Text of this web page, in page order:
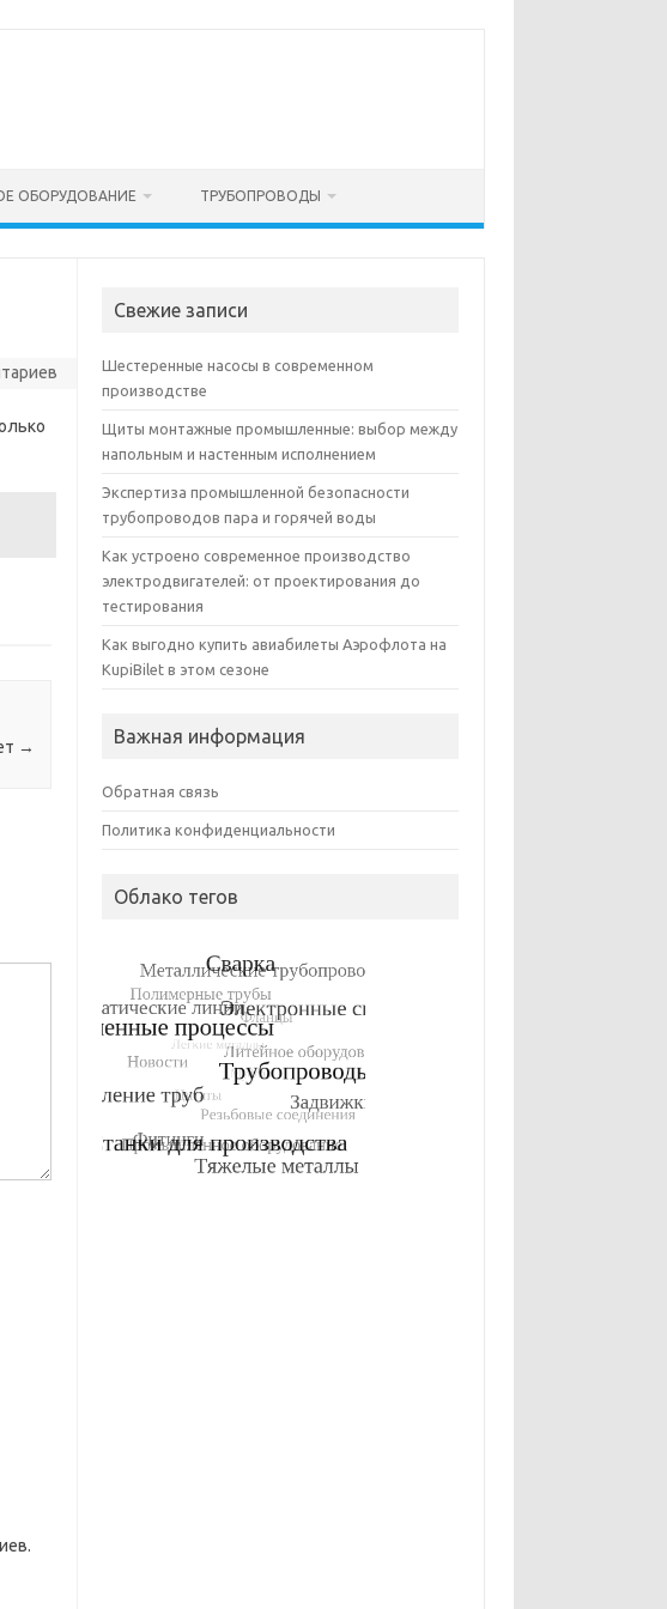
ОБОРУДОВАНИЕ ТРУБОПРОВОДЫ
→
Свежие записи
Шестеренные насосы в современном
производстве
Щиты монтажные промышленные: выбор между
напольным и настенным исполнением
Экспертиза промышленной безопасности
трубопроводов пара и горячей воды
Как устроено современное производство
электродвигателей: от проектирования до
тестирования
Как выгодно купить авиабилеты Аэрофлота на
KupiBilet в этом сезоне
Важная информация
Обратная связь
Политика конфиденциальности
Облако тегов